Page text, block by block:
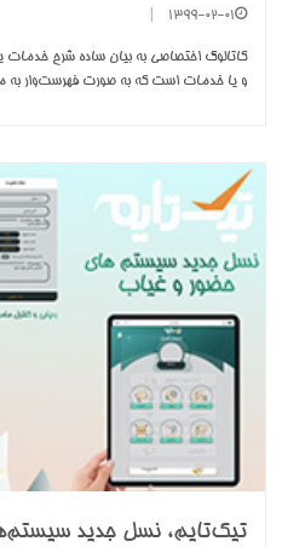
1399-02-01
کاتالوگ اختصاصی به بیان ساده شرح خدمات
و یا خدمات است که به صورت فهرست‌وار به
تیک‌تایم، نسل جدید